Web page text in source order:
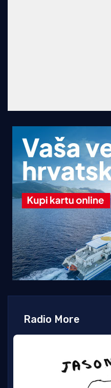
Radio More